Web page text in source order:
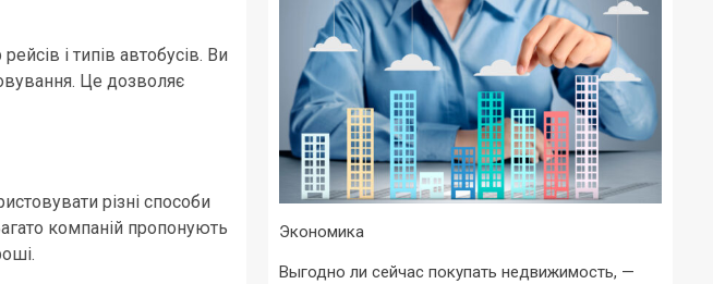
і типів автобусів. Ви
Це дозволяє
різні способи
компаній пропонують
Экономика
Выгодно ли сейчас покупать недвижимость, —